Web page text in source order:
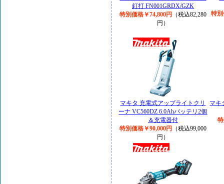
釘打 FN001GRDX/GZK
特別価格￥74,800円
（税込82,280
円）
特別
マキタ 充電式アップライトクリ
ーナ VC560DZ 6.0Ahバッテリ2個
＆充電器付
特別価格￥90,000円
（税込99,000
円）
マキ